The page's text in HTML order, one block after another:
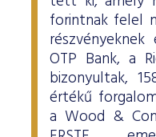
forintnak felel
OTP Bank, a
bizonyultak,
értékű
a Wood &